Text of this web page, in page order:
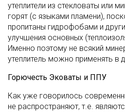
утеплители из стекловаты или
горят (с языками пламени),
пропитаны гидрофобами и
улучшения основных
Именно поэтому не всякий
утеплитель можно применять в
Горючесть Эковаты и ППУ
Как уже говорилось
не распространяют, т.е.